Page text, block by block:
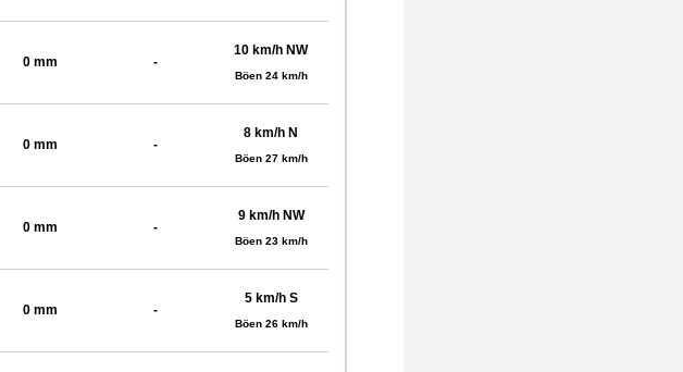
0 mm -
10 km/h NW
Böen 24 km/h
0 mm -
8 km/h N
Böen 27 km/h
0 mm -
9 km/h NW
Böen 23 km/h
0 mm -
5 km/h S
Böen 26 km/h